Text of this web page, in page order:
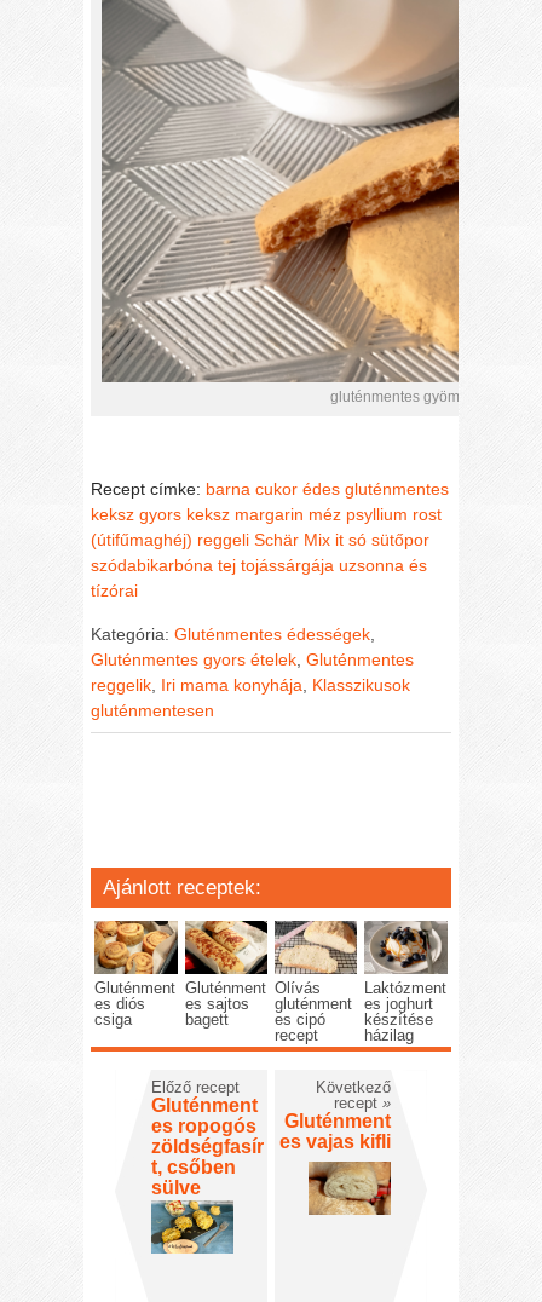
gluténmentes gyömbéres,
Recept címke: barna cukor édes gluténmentes
keksz gyors keksz margarin méz psyllium rost
(útifűmaghéj) reggeli Schär Mix it só sütőpor
szódabikarbóna tej tojássárgája uzsonna és
tízórai
Kategória:Gluténmentes édességek
Gluténmentes gyors ételek ,Gluténmentes
reggelik Iri mama konyhája
Klasszikusok
gluténmentesen
Ajánlott receptek:
Gluténment
es diós
csiga
Gluténment
es sajtos
bagett
Olívás
gluténment
es cipó
recept
Laktózment
es joghurt
készítése
házilag
Előző recept
Gluténment
es ropogós
zöldségfasír
t, csőben
sülve
Következő
recept »
Gluténment
es vajas kifli